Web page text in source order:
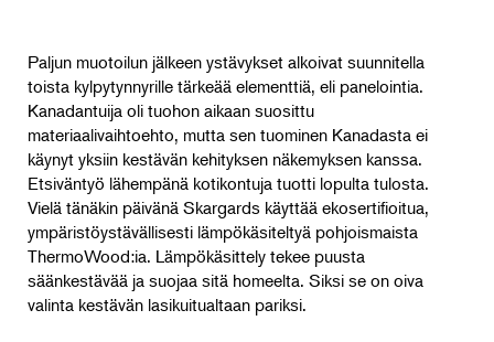
Paljun muotoilun jälkeen ystävykset alkoivat suunnitella
toista kylpytynnyrille tärkeää elementtiä, eli panelointia.
Kanadantuija oli tuohon aikaan suosittu
materiaalivaihtoehto, mutta sen tuominen Kanadasta ei
käynyt yksiin kestävän kehityksen näkemyksen kanssa.
Etsiväntyö lähempänä kotikontuja tuotti lopulta tulosta.
Vielä tänäkin päivänä Skargards käyttää ekosertifioitua,
ympäristöystävällisesti lämpökäsiteltyä pohjoismaista
ThermoWood:ia. Lämpökäsittely tekee puusta
säänkestävää ja suojaa sitä homeelta. Siksi se on oiva
valinta kestävän lasikuitualtaan pariksi.